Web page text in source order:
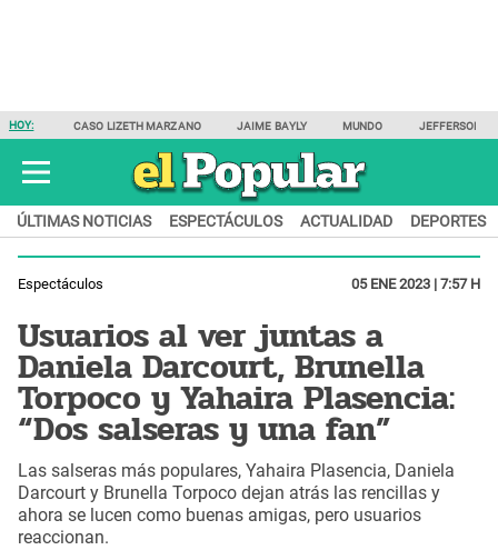
HOY: CASO LIZETH MARZANO JAIME BAYLY MUNDO JEFFERSON
ÚLTIMAS NOTICIAS ESPECTÁCULOS ACTUALIDAD DEPORTES
Espectáculos 05 ENE 2023 | 7:57 H
Usuarios al ver juntas a
Daniela Darcourt, Brunella
Torpoco y Yahaira Plasencia:
“Dos salseras y una fan”
Las salseras más populares, Yahaira Plasencia, Daniela
Darcourt y Brunella Torpoco dejan atrás las rencillas y
ahora se lucen como buenas amigas, pero usuarios
reaccionan.